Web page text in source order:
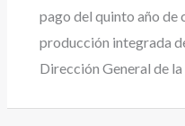
pago del quinto año de
producción integrada
Dirección General de la